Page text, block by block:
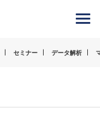
セミナー データ解析